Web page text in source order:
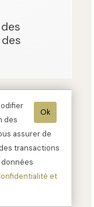
Ok
des
assurer de
transactions
et